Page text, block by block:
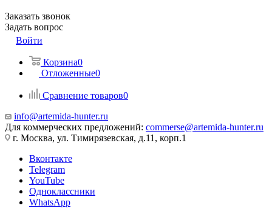
Заказать звонок
Задать вопрос
Войти
Корзина0
Отложенные0
Сравнение товаров0
info@artemida-hunter.ru
Для коммерческих предложений: commerse@artemida-hunter.ru
г. Москва, ул. Тимирязевская, д.11, корп.1
Вконтакте
Telegram
YouTube
Одноклассники
WhatsApp